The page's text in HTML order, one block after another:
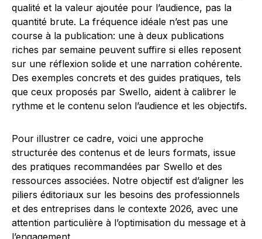
qualité et la valeur ajoutée pour l’audience, pas la
quantité brute. La fréquence idéale n’est pas une
course à la publication: une à deux publications
riches par semaine peuvent suffire si elles reposent
sur une réflexion solide et une narration cohérente.
Des exemples concrets et des guides pratiques, tels
que ceux proposés par Swello, aident à calibrer le
rythme et le contenu selon l’audience et les objectifs.
Pour illustrer ce cadre, voici une approche
structurée des contenus et de leurs formats, issue
des pratiques recommandées par Swello et des
ressources associées. Notre objectif est d’aligner les
piliers éditoriaux sur les besoins des professionnels
et des entreprises dans le contexte 2026, avec une
attention particulière à l’optimisation du message et à
l’engagement.